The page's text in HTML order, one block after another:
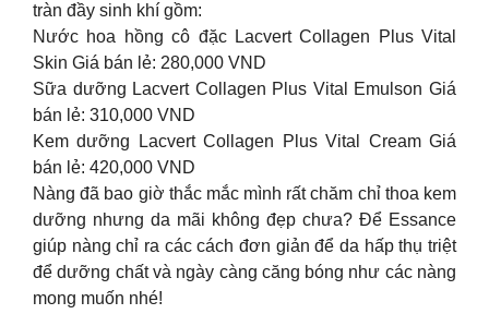
tràn đầy sinh khí gồm:
Nước hoa hồng cô đặc Lacvert Collagen Plus Vital
Skin Giá bán lẻ: 280,000 VND
Sữa dưỡng Lacvert Collagen Plus Vital Emulson Giá
bán lẻ: 310,000 VND
Kem dưỡng Lacvert Collagen Plus Vital Cream Giá
bán lẻ: 420,000 VND
Nàng đã bao giờ thắc mắc mình rất chăm chỉ thoa kem
dưỡng nhưng da mãi không đẹp chưa? Để Essance
giúp nàng chỉ ra các cách đơn giản để da hấp thụ triệt
để dưỡng chất và ngày càng căng bóng như các nàng
mong muốn nhé!